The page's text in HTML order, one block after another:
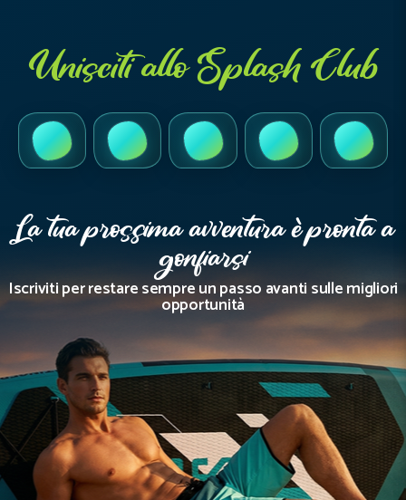
Unisciti allo Splash Club
TikTok Instagram Facebook YouTube
La tua prossima avventura è pronta a
gonfiarsi
Iscriviti per restare sempre un passo avanti sulle migliori
opportunità